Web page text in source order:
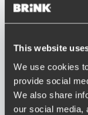
This website
We use cookies
provide social
We also share
our social media,
Le plus vaste
Attelage